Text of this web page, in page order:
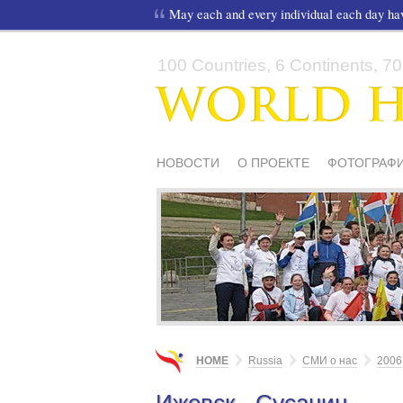
May each and every individual each day
100 Countries, 6 Continents,
НОВОСТИ О ПРОЕКТЕ
СМИ О НАС
ШКОЛЫ И ДЕТИ
HOME Russia СМИ о нас 2006